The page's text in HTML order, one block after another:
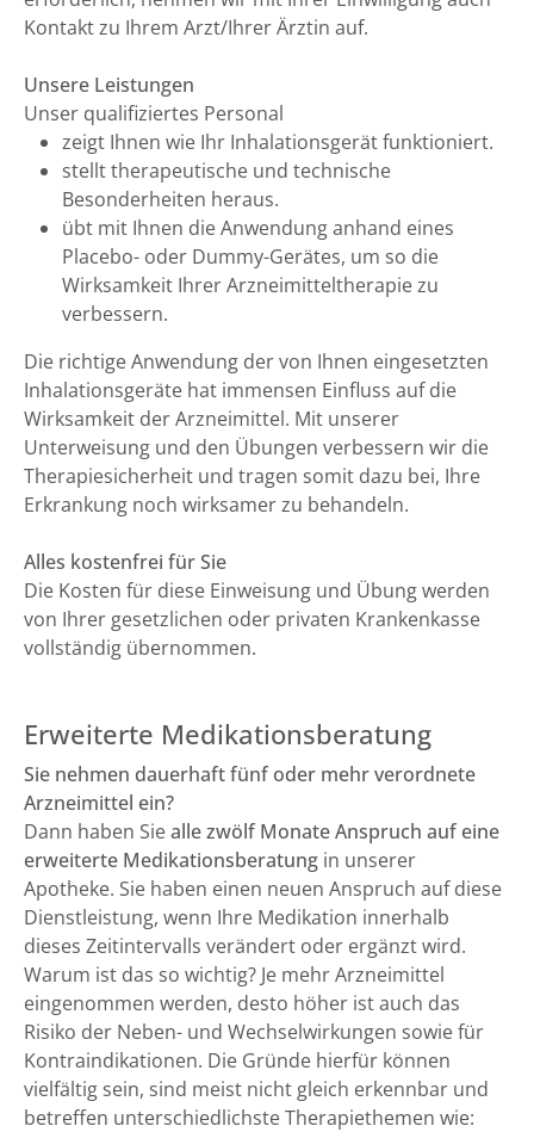
Kontakt zu Ihrem Arzt/Ihrer Ärztin auf.
Unsere Leistungen
Unser qualifiziertes Personal
zeigt Ihnen wie Ihr Inhalationsgerät funktioniert.
stellt therapeutische und technische
Besonderheiten heraus.
übt mit Ihnen die Anwendung anhand eines
Placebo- oder Dummy-Gerätes, um so die
Wirksamkeit Ihrer Arzneimitteltherapie zu
verbessern.
Die richtige Anwendung der von Ihnen eingesetzten
Inhalationsgeräte hat immensen Einfluss auf die
Wirksamkeit der Arzneimittel. Mit unserer
Unterweisung und den Übungen verbessern wir die
Therapiesicherheit und tragen somit dazu bei, Ihre
Erkrankung noch wirksamer zu behandeln.
Alles kostenfrei für Sie
Die Kosten für diese Einweisung und Übung werden
von Ihrer gesetzlichen oder privaten Krankenkasse
vollständig übernommen.
Erweiterte Medikationsberatung
Sie nehmen dauerhaft fünf oder mehr verordnete
Arzneimittel ein?
Dann haben Siealle zwölf Monate Anspruch auf eine
erweiterte Medikationsberatung in unserer
Apotheke. Sie haben einen neuen Anspruch auf diese
Dienstleistung, wenn Ihre Medikation innerhalb
dieses Zeitintervalls verändert oder ergänzt wird.
Warum ist das so wichtig? Je mehr Arzneimittel
eingenommen werden, desto höher ist auch das
Risiko der Neben- und Wechselwirkungen sowie für
Kontraindikationen. Die Gründe hierfür können
vielfältig sein, sind meist nicht gleich erkennbar und
betreffen unterschiedlichste Therapiethemen wie: